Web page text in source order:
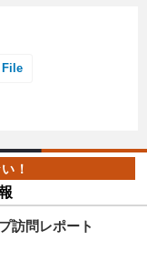
File
訪問レポート